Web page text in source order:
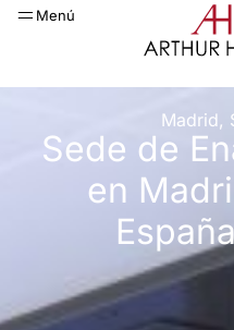
Menú
Madrid,
Sede de
en